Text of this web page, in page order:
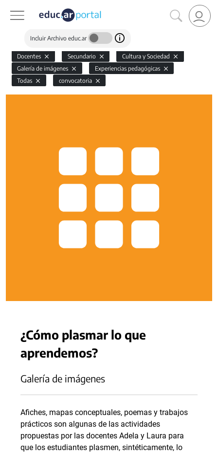
Incluir Archivo educ.ar
Docentes Secundario
Cultura y Sociedad
Galería de imágenes
Experiencias pedagógicas
Todas
convocatoria
¿Cómo plasmar lo que
aprendemos?
Galería de imágenes
Afiches, mapas conceptuales, poemas y trabajos
prácticos son algunas de las actividades
propuestas por las docentes Adela y Laura para
que los estudiantes plasmen, sintéticamente, lo